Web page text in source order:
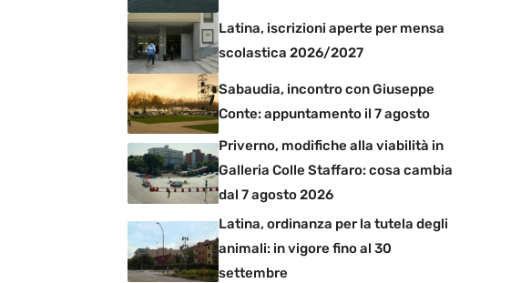
Latina, iscrizioni aperte per mensa
scolastica 2026/2027
Sabaudia, incontro con Giuseppe
Conte: appuntamento il 7 agosto
Priverno, modifiche alla viabilità in
Galleria Colle Staffaro: cosa cambia
dal 7 agosto 2026
Latina, ordinanza per la tutela degli
animali: in vigore fino al 30
settembre